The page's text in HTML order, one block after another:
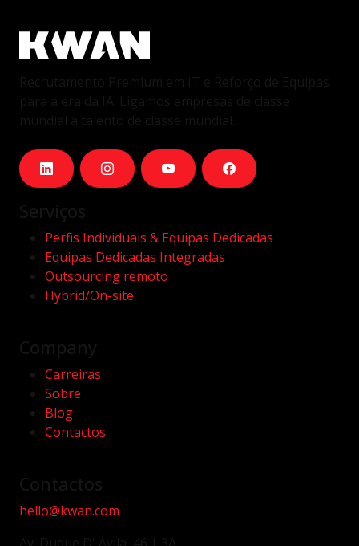
Perfis Individuais & Equipas Dedicadas
Equipas Dedicadas Integradas
Outsourcing remoto
Hybrid/On-site
Carreiras
Sobre
Blog
Contactos
hello@kwan.com